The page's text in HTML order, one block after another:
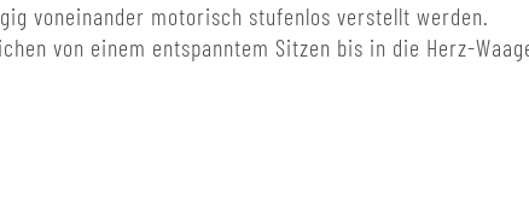
voneinander motorisch stufenlos verstellt werden.
von einem entspanntem Sitzen bis in die Herz-